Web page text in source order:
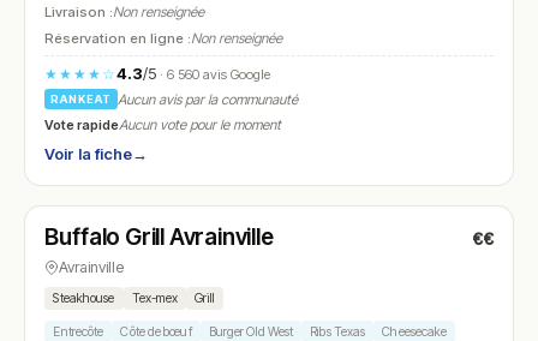
Livraison :Non renseignée
Réservation en ligne :Non renseignée
★★★★☆4.3/5· 6 560 avis Google
RANKEAT
Aucun avis par la communauté
Vote rapideAucun vote pour le moment
Voir la fiche→
N° 20
Buffalo Grill Avrainville €€
Avrainville
Steakhouse Tex-mex Grill
Entrecôte Côte de bœuf Burger Old West Ribs Texas Cheesecake